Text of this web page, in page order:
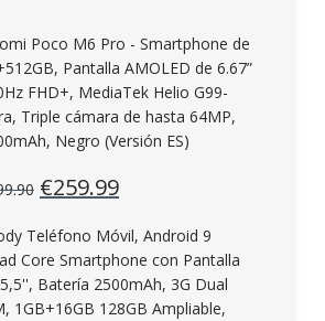
Poco M6 Pro - Smartphone de
Pantalla AMOLED de 6.67”
FHD+, MediaTek Helio G99-
Triple cámara de hasta 64MP,
Negro (Versión ES)
El
original
era:
€299.90.
€259.99El
actual
es:
€259.99.
Teléfono Móvil, Android 9
Core Smartphone con Pantalla
Batería 2500mAh, 3G Dual
1GB+16GB 128GB Ampliable,